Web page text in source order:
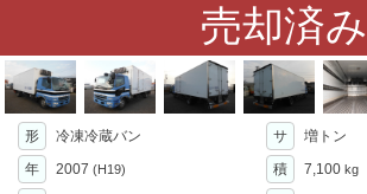
売却済み
形 冷凍冷蔵バン サ
増トン
年
2007 (H19) 積 7,100 kg